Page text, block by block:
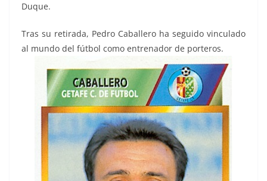
Duque.
Tras su retirada, Pedro Caballero ha seguido vinculado
al mundo del fútbol como entrenador de porteros.